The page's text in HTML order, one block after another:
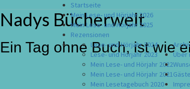
Skip
to
Startseite
Mein Lese- und Hörjahr 2026
Mein Lese- und Hörjahr 2025
Rezensionen
Lese- und Hörjahr 2024
Lese- und Hörjahr 2023
Mein Lese- und Hörjahr 2022
Mein Lese- und Hörjahr 2021
Mein Lesetagebuch 2020
Über
Nadys Bücherwelt
Ein Tag ohne Buch, ist wie